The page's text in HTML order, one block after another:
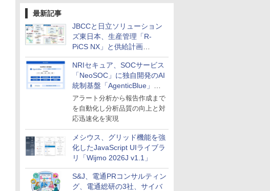
最新記事
JBCCと日立ソリューション
ズ東日本、生産管理「R-
PiCS NX」と供給計画
「scSQUARE ISP」の連携サ
ービスを提供開始
NRIセキュア、SOCサービス
「NeoSOC」に独自開発のAI
統制基盤「AgenticBlue」を
導入
アラート分析から報告作成まで
を自動化し分析品質の向上と対
応迅速化を実現
メシウス、グリッド機能を強
化したJavaScript UIライブラ
リ「Wijmo 2026J v1.1」
S&J、電通PRコンサルティン
グ、電通総研の3社、サイバ